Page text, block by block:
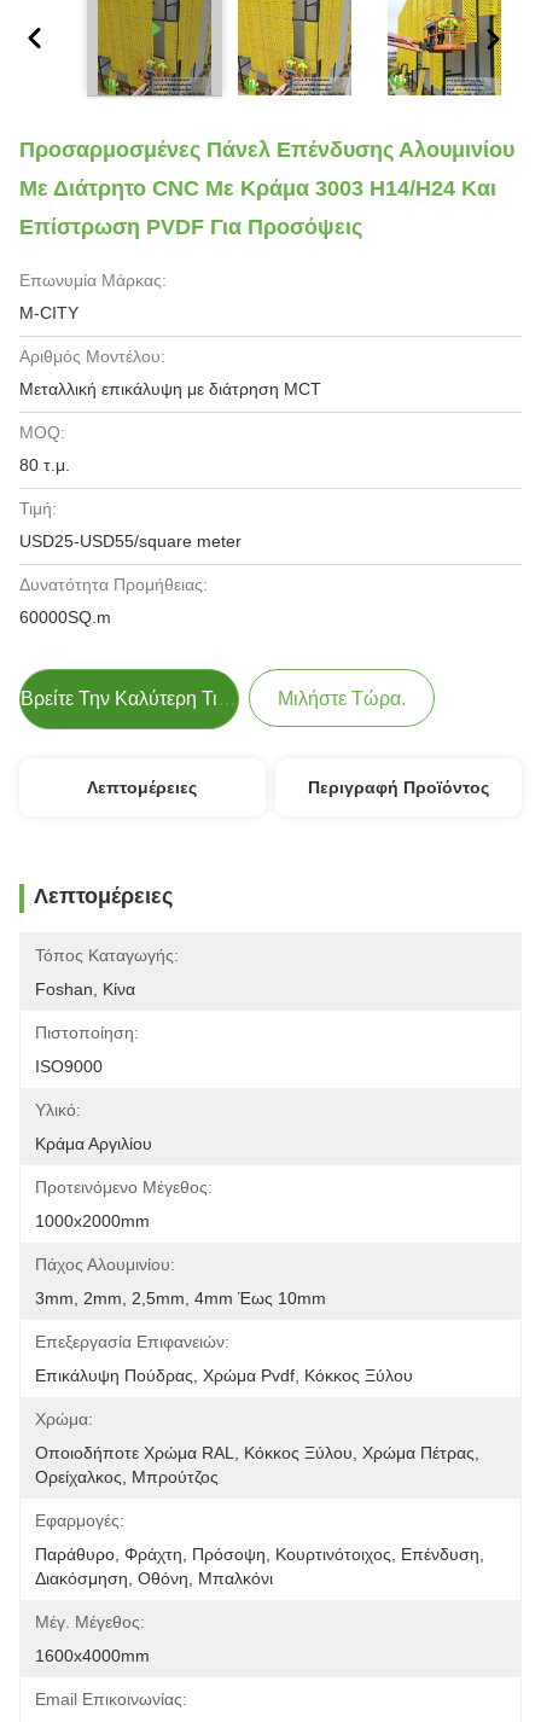
Προσαρμοσμένες Πάνελ Επένδυσης Αλουμινίου
Με Διάτρητο CNC Με Κράμα 3003 H14/H24 Και
Επίστρωση PVDF Για Προσόψεις
Επωνυμία Μάρκας:
M-CITY
Αριθμός Μοντέλου:
Μεταλλική επικάλυψη με διάτρηση MCT
MOQ:
80 τ.μ.
Τιμή:
USD25-USD55/square meter
Δυνατότητα Προμήθειας:
60000SQ.m
Βρείτε Την Καλύτερη Τιμή Μιλήστε Τώρα.
Λεπτομέρειες Περιγραφή Προϊόντος
Λεπτομέρειες
Τόπος Καταγωγής:
Foshan, Κίνα
Πιστοποίηση:
ISO9000
Υλικό:
Κράμα Αργιλίου
Προτεινόμενο Μέγεθος:
1000x2000mm
Πάχος Αλουμινίου:
3mm, 2mm, 2,5mm, 4mm Έως 10mm
Επεξεργασία Επιφανειών:
Επικάλυψη Πούδρας, Χρώμα Pvdf, Κόκκος Ξύλου
Χρώμα:
Οποιοδήποτε Χρώμα RAL, Κόκκος Ξύλου, Χρώμα Πέτρας,
Ορείχαλκος, Μπρούτζος
Εφαρμογές:
Παράθυρο, Φράχτη, Πρόσοψη, Κουρτινότοιχος, Επένδυση,
Διακόσμηση, Οθόνη, Μπαλκόνι
Μέγ. Μέγεθος:
1600x4000mm
Email Επικοινωνίας: